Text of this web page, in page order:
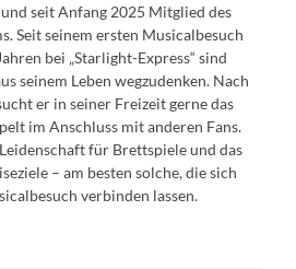
seit Anfang 2025 Mitglied des
Seit seinem ersten Musicalbesuch
bei „Starlight-Express“ sind
seinem Leben wegzudenken. Nach
er in seiner Freizeit gerne das
im Anschluss mit anderen Fans.
für Brettspiele und das
– am besten solche, die sich
verbinden lassen.